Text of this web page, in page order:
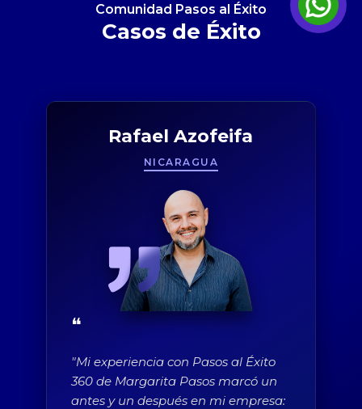
Comunidad Pasos al Éxito
Casos de Éxito
Rafael Azofeifa
NICARAGUA
❝
"Mi experiencia con Pasos al Éxito
360 de Margarita Pasos marcó un
antes y un después en mi empresa: